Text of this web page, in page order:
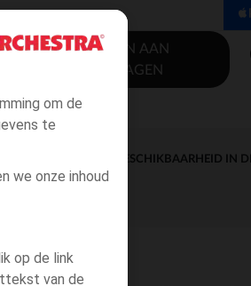
om de
te
we onze inhoud
op de link
van de
TOEVOEGEN AAN
WINKELWAGEN
DIRECTE BESCHIKBAARHEID IN